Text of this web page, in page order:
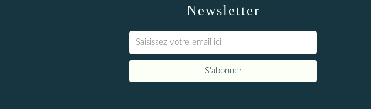
Newsletter